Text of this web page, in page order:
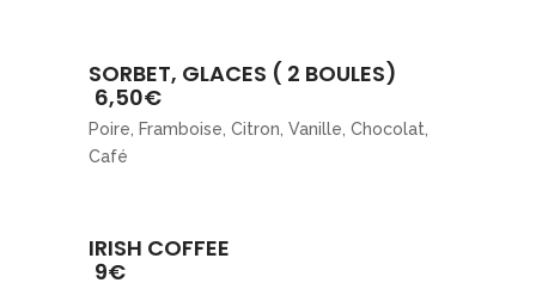
SORBET, GLACES ( 2 BOULES)
6,50€
Poire, Framboise, Citron, Vanille, Chocolat,
Café
IRISH COFFEE
9€